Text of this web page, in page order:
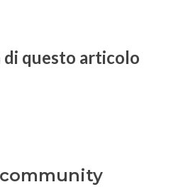
questo articolo